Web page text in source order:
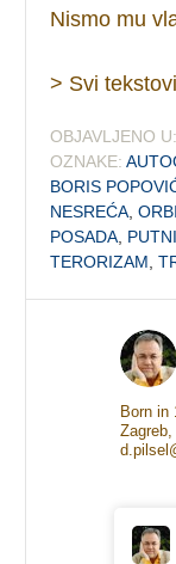
Nismo mu
> Svi
OBJAVLJENO U:
OZNAKE:
BORIS
NESREĆA ,ORBI
POSADA
TERORIZAM ,
Born in
Zagreb,